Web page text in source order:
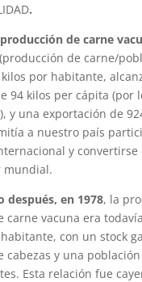
.
de carne
de carne/
por habitante,
94 kilos per cápita (por
y una exportación de
a nuestro país
y
mundial.
después, en 1978, la
carne vacuna era
con un stock
cabezas y una
Esta relación fue